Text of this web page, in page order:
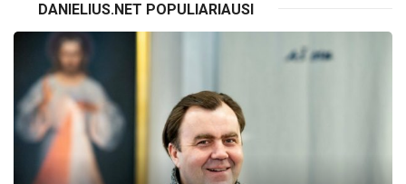
DANIELIUS.NET POPULIARIAUSI